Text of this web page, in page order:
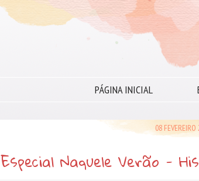
PÁGINA INICIAL
08
Especial Naquele Verão -